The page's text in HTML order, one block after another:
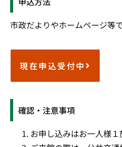
市政だよりやホームページ等
現在申込受付中
確認・注意事項
お申し込みはお一人様１